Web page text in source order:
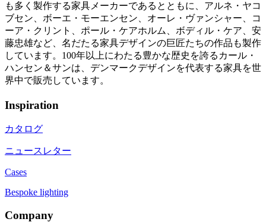
も多く製作する家具メーカーであるとともに、アルネ・ヤコ
ブセン、ボーエ・モーエンセン、オーレ・ヴァンシャー、コ
ーア・クリント、ポール・ケアホルム、ボディル・ケア、安
藤忠雄など、名だたる家具デザインの巨匠たちの作品も製作
しています。100年以上にわたる豊かな歴史を誇るカール・
ハンセン＆サンは、デンマークデザインを代表する家具を世
界中で販売しています。
Inspiration
カタログ
ニュースレター
Cases
Bespoke lighting
Company